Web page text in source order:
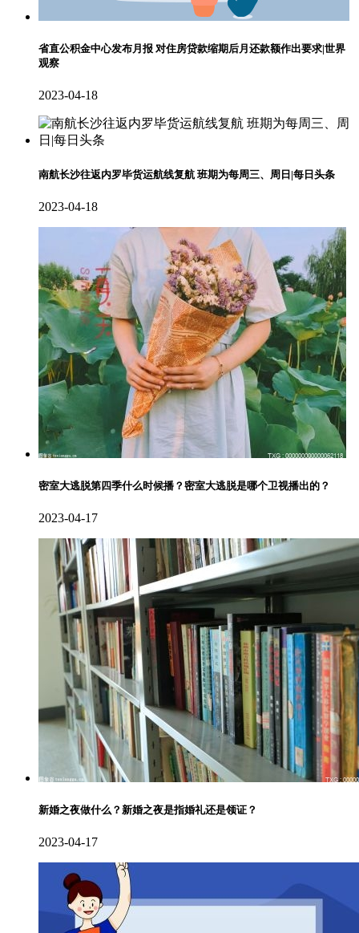
省直公积金中心发布月报 对住房贷款缩期后月还款额作出要求|世界
观察
2023-04-18
南航长沙往返内罗毕货运航线复航 班期为每周三、周日|每日头条
2023-04-18
密室大逃脱第四季什么时候播？密室大逃脱是哪个卫视播出的？
2023-04-17
新婚之夜做什么？新婚之夜是指婚礼还是领证？
2023-04-17